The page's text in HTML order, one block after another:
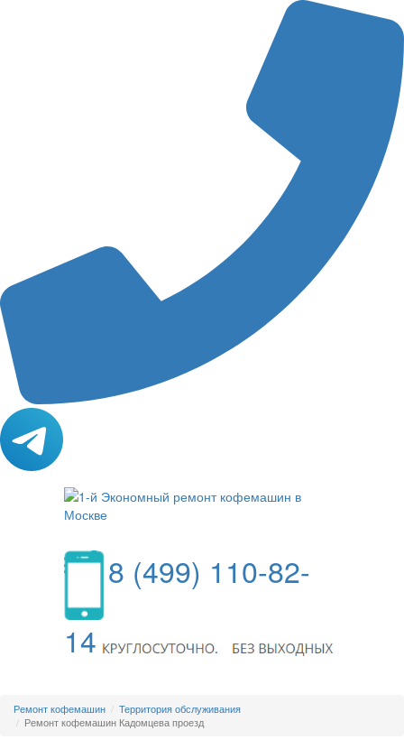
8 (499) 110-82-
14
Ремонт кофемашин
Территория обслуживания
Ремонт кофемашин Кадомцева проезд